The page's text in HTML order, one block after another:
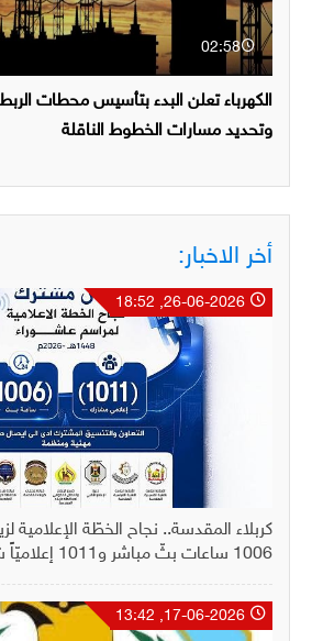
02:58
الكهرباء تعلن البدء بتأسيس محطات
وتحديد مسارات الخطوط الناقلة
أخر الاخبار:
كربلاء المقدسة.. نجاح الخطّة الإعلامية
1006 ساعات بثّ مباشر و1011 إعلاميّاً شاركوا في التغطية